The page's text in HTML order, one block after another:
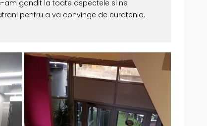
am gandit la toate aspectele si ne
pentru a va convinge de curatenia,